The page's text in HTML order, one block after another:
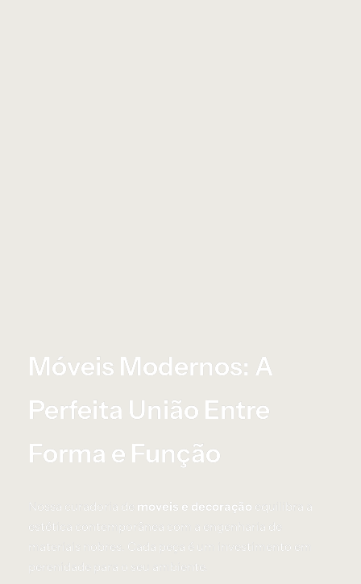
Móveis Modernos: A
Perfeita União Entre
Forma e Função
Nossa curadoria de moveis e decoração equilibra a
estética contemporânea com a engenharia de
materiais nobres. Cada peça é um investimento em
perenidade para o seu ambiente.